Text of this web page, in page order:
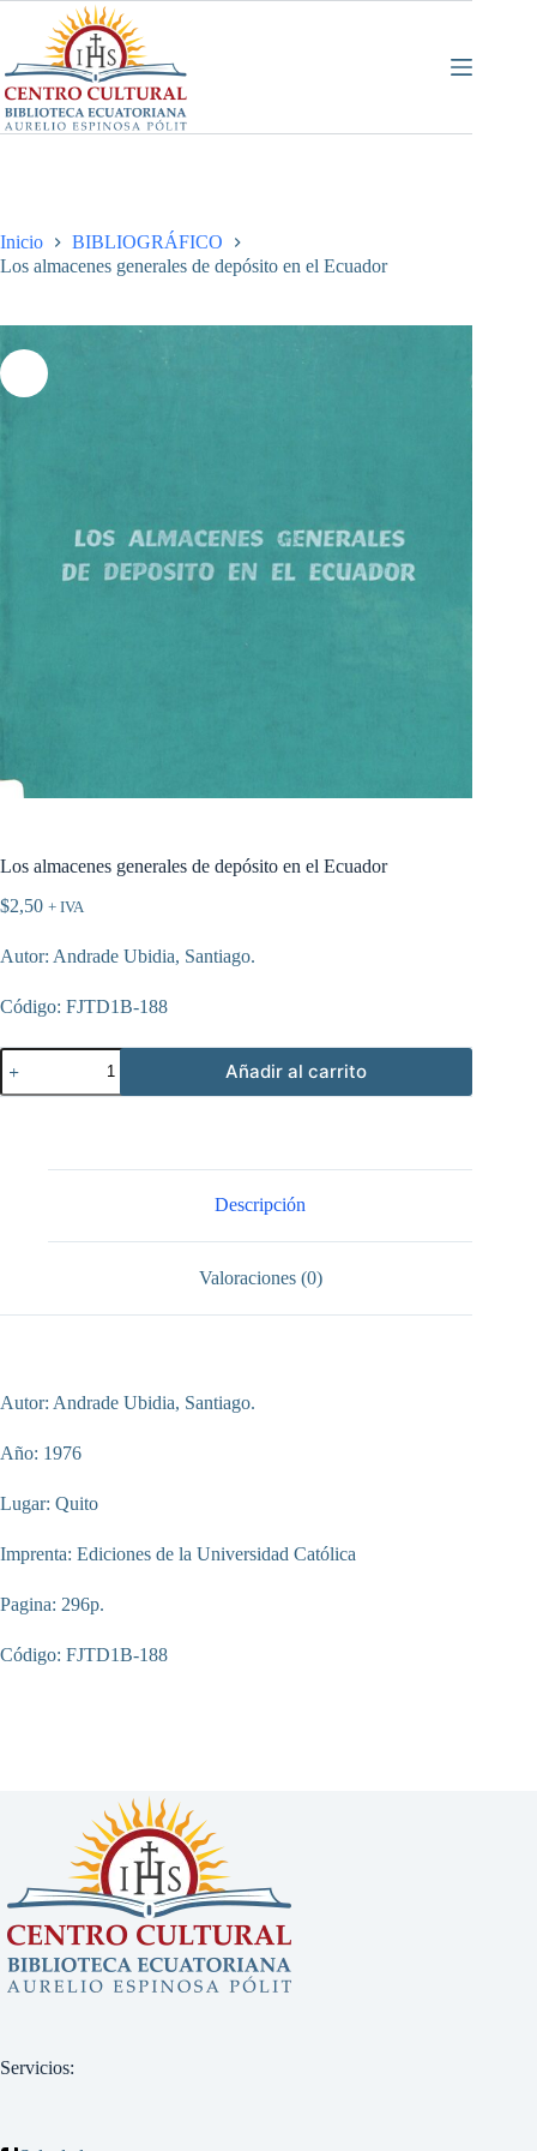
contenido
Inicio
BIBLIOGRÁFICO
Los almacenes generales de depósito en el Ecuador
Los almacenes generales de depósito en el Ecuador
$2,50 + IVA
Autor: Andrade Ubidia, Santiago.
Código: FJTD1B-188
Los
almacenes
generales
Añadir al carrito
Descripción
Valoraciones (0)
Autor: Andrade Ubidia, Santiago.
Año: 1976
Lugar: Quito
Imprenta: Ediciones de la Universidad Católica
Pagina: 296p.
Código: FJTD1B-188
Servicios: